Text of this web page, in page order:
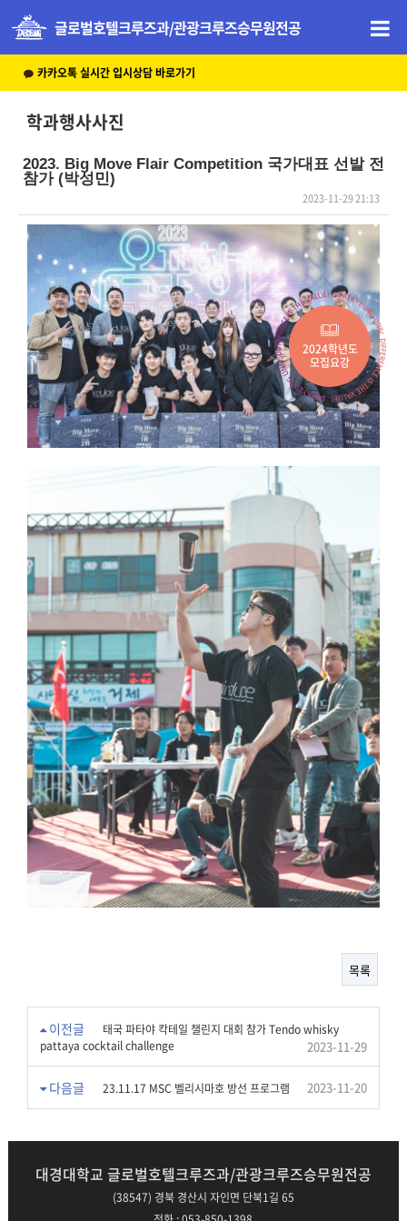
2024학년도
모집요강
글로벌호텔크루즈과/관광크루즈승무원전공
카카오톡 실시간 입시상담 바로가기
학과행사사진
2023. Big Move Flair Competition 국가대표 선발 전
참가 (박성민)
2023-11-29 21:13
본문
목록
이전글
태국 파타야 칵테일 챌린지 대회 참가 Tendo whisky
pattaya cocktail challenge
2023-11-29
다음글 23.11.17 MSC 벨리시마호 방선 프로그램 2023-11-20
대경대학교 글로벌호텔크루즈과/관광크루즈승무원전공
(38547) 경북 경산시 자인면 단북1길 65